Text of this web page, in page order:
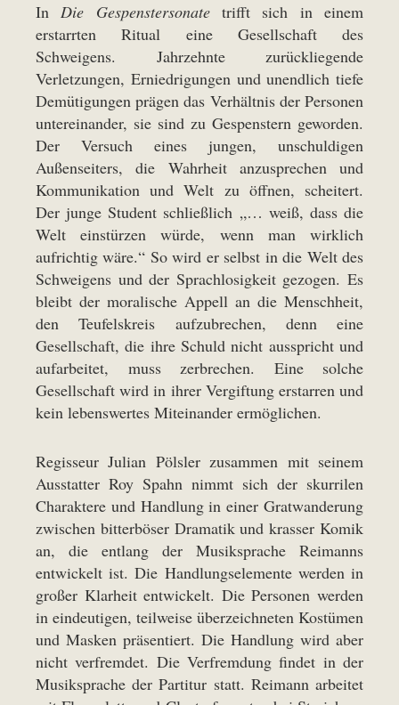
InDie Gespenstersonatetrifft sich in einem
erstarrten Ritual eine Gesellschaft des
Schweigens. Jahrzehnte zurückliegende
Verletzungen, Erniedrigungen und unendlich tiefe
Demütigungen prägen das Verhältnis der Personen
untereinander, sie sind zu Gespenstern geworden.
Der Versuch eines jungen, unschuldigen
Außenseiters, die Wahrheit anzusprechen und
Kommunikation und Welt zu öffnen, scheitert.
Der junge Student schließlich „… weiß, dass die
Welt einstürzen würde, wenn man wirklich
aufrichtig wäre.“ So wird er selbst in die Welt des
Schweigens und der Sprachlosigkeit gezogen. Es
bleibt der moralische Appell an die Menschheit,
den Teufelskreis aufzubrechen, denn eine
Gesellschaft, die ihre Schuld nicht ausspricht und
aufarbeitet, muss zerbrechen. Eine solche
Gesellschaft wird in ihrer Vergiftung erstarren und
kein lebenswertes Miteinander ermöglichen.
Regisseur Julian Pölsler zusammen mit seinem
Ausstatter Roy Spahn nimmt sich der skurrilen
Charaktere und Handlung in einer Gratwanderung
zwischen bitterböser Dramatik und krasser Komik
an, die entlang der Musiksprache Reimanns
entwickelt ist. Die Handlungselemente werden in
großer Klarheit entwickelt. Die Personen werden
in eindeutigen, teilweise überzeichneten Kostümen
und Masken präsentiert. Die Handlung wird aber
nicht verfremdet. Die Verfremdung findet in der
Musiksprache der Partitur statt. Reimann arbeitet